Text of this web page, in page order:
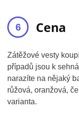
Cena
Zátěžové vesty
případů jsou k
narazíte na nějaký
růžová, oranžová,
varianta.